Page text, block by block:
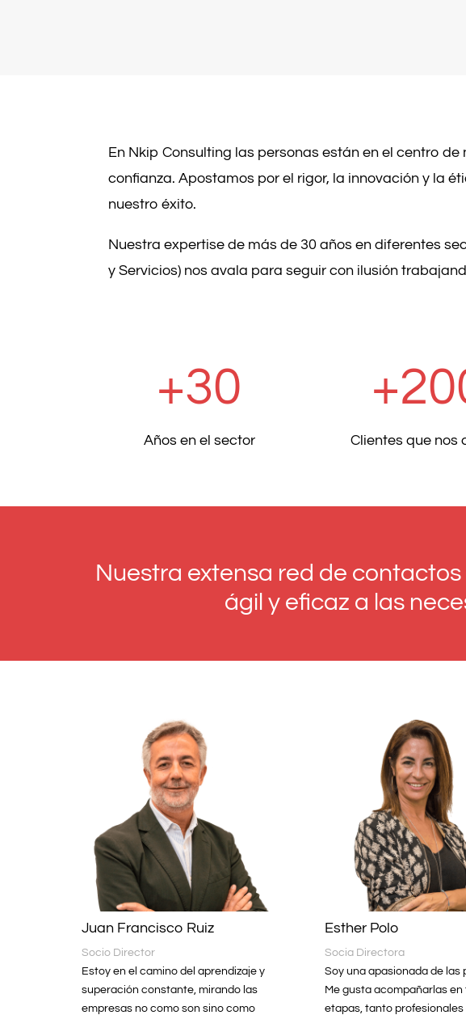
En Nkip Consulting las personas están en el centro
confianza. Apostamos por el rigor, la innovación y la
nuestro éxito.
Nuestra expertise de más de 30 años en diferentes
y Servicios) nos avala para seguir con ilusión
+30
Años en el sector Clientes que nos
Nuestra extensa red de
ágil y eficaz a las
Juan Francisco Ruiz
Socio Director
Estoy en el camino del aprendizaje y
superación constante, mirando las
empresas no como son sino como
Esther Polo
Socia Directora
Soy una apasionada de las
Me gusta acompañarlas en
etapas, tanto profesionales